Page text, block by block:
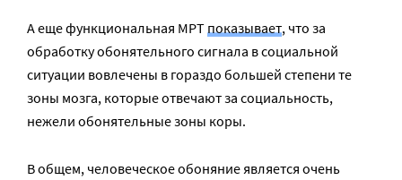
А еще функциональная МРТпоказывает, что за
обработку обонятельного сигнала в социальной
ситуации вовлечены в гораздо большей степени те
зоны мозга, которые отвечают за социальность,
нежели обонятельные зоны коры.
В общем, человеческое обоняние является очень